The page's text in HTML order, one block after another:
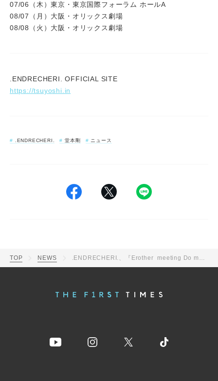
07/06（木）東京・東京国際フォーラム ホールA
08/07（月）大阪・オリックス劇場
08/08（火）大阪・オリックス劇場
.ENDRECHERI. OFFICIAL SITE
https://tsuyoshi.in
.ENDRECHERI. 堂本剛 ニュース
TOP NEWS .ENDRECHERI.、『Erother_meeting Do more the E_FUNK』開催決定